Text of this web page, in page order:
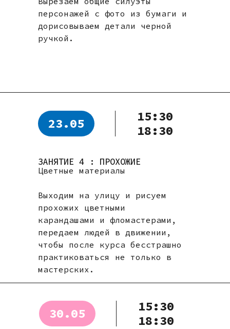
персонажей с фото из бумаги и
дорисовываем детали черной
ручкой.
23.05
15:30
18:30
Цветные материалы
Выходим на улицу и рисуем
прохожих цветными
карандашами и фломастерами,
передаем людей в движении,
чтобы после курса бесстрашно
практиковаться не только в
мастерских.
ЗАНЯТИЕ 4 : ПРОХОЖИЕ
30.05
15:30
18:30